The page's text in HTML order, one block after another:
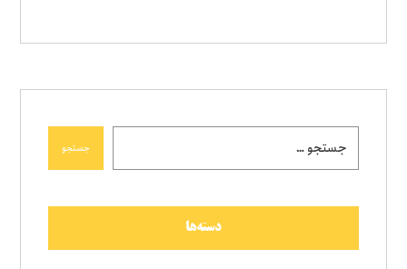
جستجو
دسته‌ها